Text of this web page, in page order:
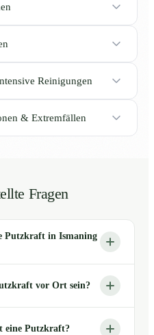
Reinigungen
& Extremfällen
Fragen
Putzkraft in Ismaning
vor Ort sein?
eine Putzkraft?